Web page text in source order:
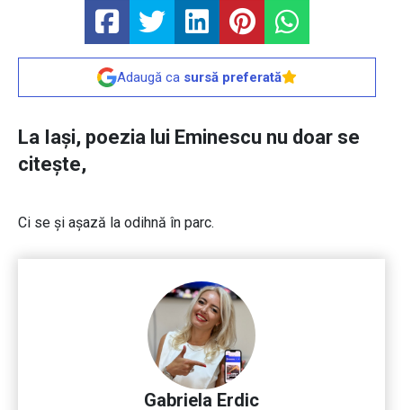
Adaugă ca sursă preferată
La Iași, poezia lui Eminescu nu doar se
citește,
Ci se și așază la odihnă în parc.
Gabriela Erdic